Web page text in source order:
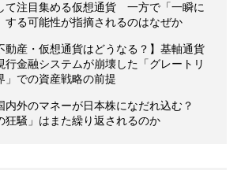
て注目集める仮想通貨 一方で「一瞬に
する可能性が指摘されるのはなぜか
動産・仮想通貨はどうなる？】基軸通貨
行金融システムが崩壊した「グレートリ
」での資産戦略の前提
内外のマネーが日本株になだれ込む？
狂騒」はまた繰り返されるのか